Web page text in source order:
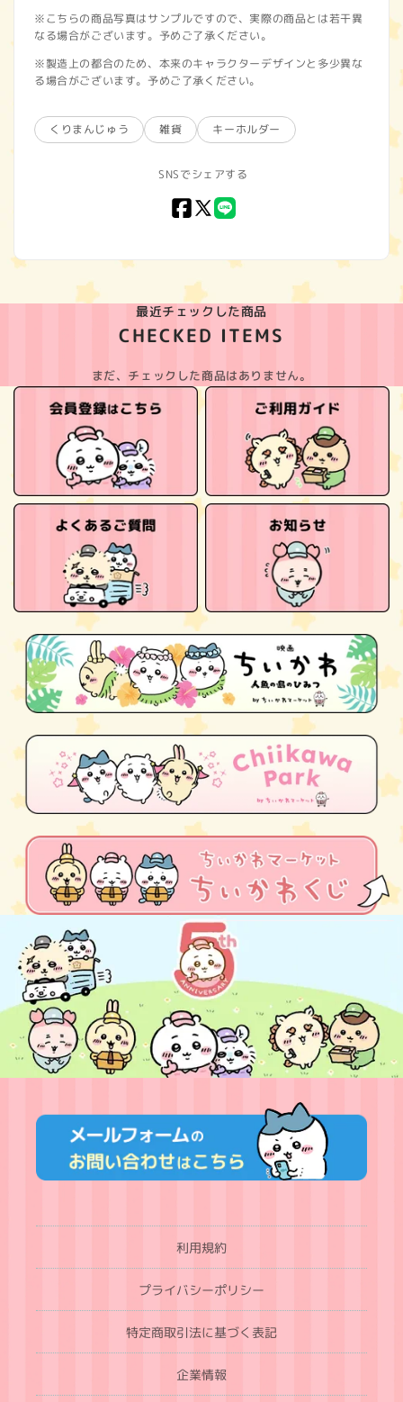
※こちらの商品写真はサンプルですので、実際の商品とは若干異
なる場合がございます。予めご了承ください。
※製造上の都合のため、本来のキャラクターデザインと多少異な
る場合がございます。予めご了承ください。
くりまんじゅう 雑貨 キーホルダー
SNSでシェアする
Facebook
X
LINE
最近チェックした商品
CHECKED ITEMS
まだ、チェックした商品はありません。
利用規約
プライバシーポリシー
特定商取引法に基づく表記
企業情報